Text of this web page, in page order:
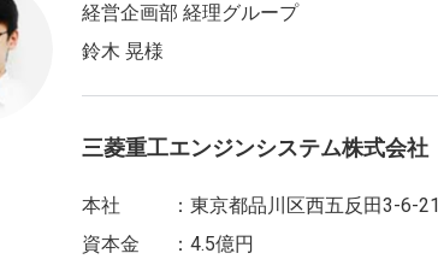
経営企画部 経理グループ
鈴木 晃様
三菱重工エンジンシステム株式会社
本社
東京都品川区西五反田3-6-21
資本金
4.5億円